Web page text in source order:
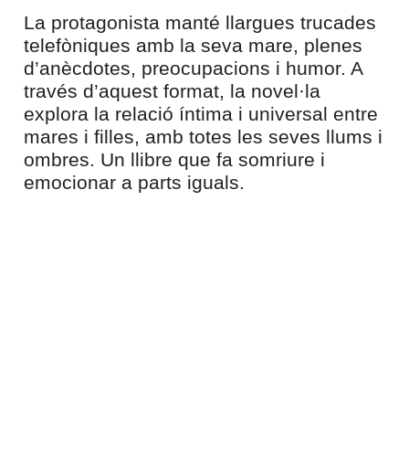
La protagonista manté llargues trucades
telefòniques amb la seva mare, plenes
d’anècdotes, preocupacions i humor. A
través d’aquest format, la novel·la
explora la relació íntima i universal entre
mares i filles, amb totes les seves llums i
ombres. Un llibre que fa somriure i
emocionar a parts iguals.